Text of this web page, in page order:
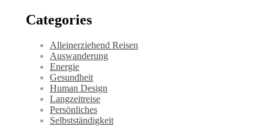
Categories
Alleinerziehend Reisen
Auswanderung
Energie
Gesundheit
Human Design
Langzeitreise
Persönliches
Selbstständigkeit